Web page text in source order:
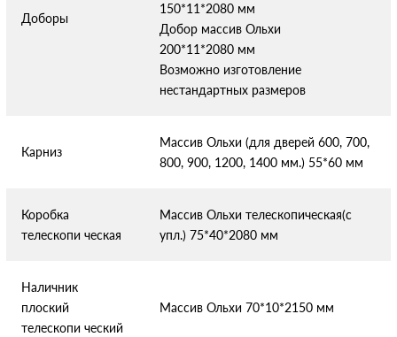
Доборы
150*11*2080 мм
Добор массив Ольхи
200*11*2080 мм
Возможно изготовление
нестандартных размеров
Карниз
Массив Ольхи (для дверей 600, 700,
800, 900, 1200, 1400 мм.) 55*60 мм
Коробка
телескопи ческая
Массив Ольхи телескопическая(с
упл.) 75*40*2080 мм
Наличник
плоский
телескопи ческий
Массив Ольхи 70*10*2150 мм